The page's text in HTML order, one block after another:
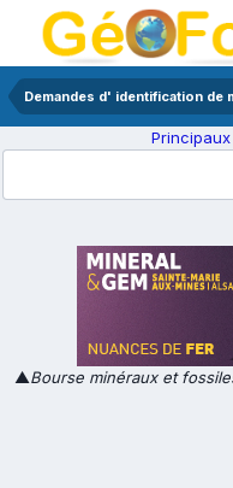
Demandes d' identification de
▲Bourse minéraux et